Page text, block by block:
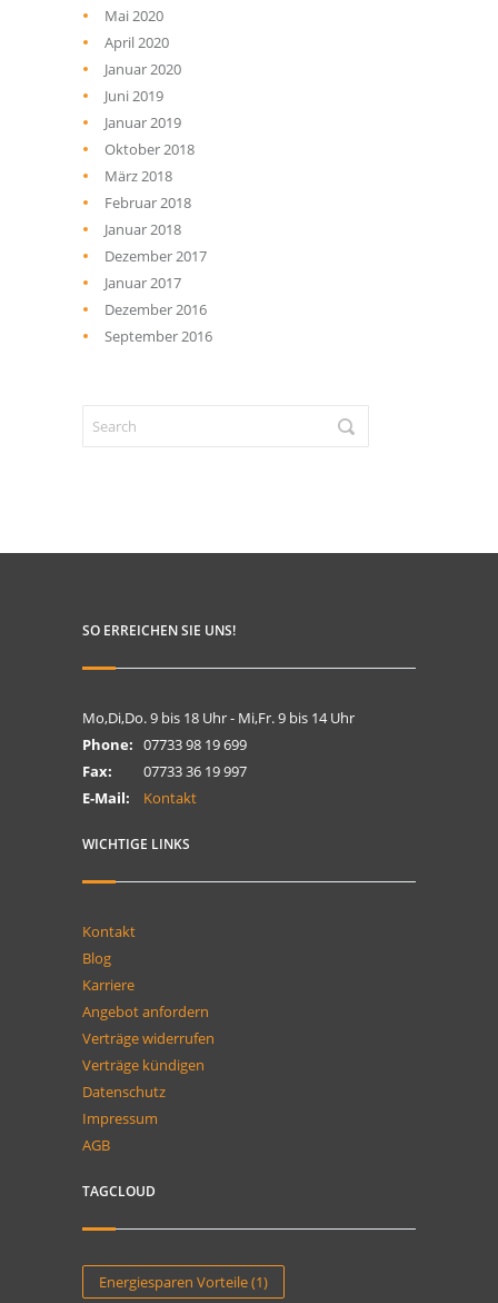
Mai 2020
April 2020
Januar 2020
Juni 2019
Januar 2019
Oktober 2018
März 2018
Februar 2018
Januar 2018
Dezember 2017
Januar 2017
Dezember 2016
September 2016
SO ERREICHEN SIE UNS!
Mo,Di,Do. 9 bis 18 Uhr - Mi,Fr. 9 bis 14 Uhr
Phone: 07733 98 19 699
Fax:
07733 36 19 997
E-Mail:
Kontakt
WICHTIGE LINKS
Kontakt
Blog
Karriere
Angebot anfordern
Verträge widerrufen
Verträge kündigen
Datenschutz
Impressum
AGB
TAGCLOUD
Energiesparen Vorteile(1)